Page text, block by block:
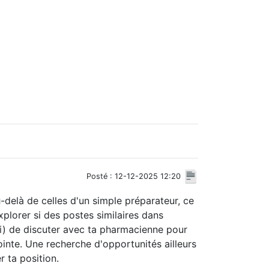
Posté : 12-12-2025 12:20
de celles d'un simple préparateur, ce
si des postes similaires dans
de discuter avec ta pharmacienne pour
Une recherche d'opportunités ailleurs
ta position.